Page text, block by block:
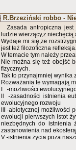
R.Brzeziński robbo -
Zasada antropiczna
ludzie wierzący,z niechęcią
Wydaje mi się,że
jest też filozoficzna refleksja.
W temacie tym należy
Nie można się też obejść
fizycznych.
Tak to przynajmniej wynika
Rozważania te wymagają
I -możliwości
II -zasadności istnienia
ewolucyjnego rozwoju
III -abiotycznej
ewolucji pierwszych istot
niezbędnych do istnienia
zastanowienia nad
V -istnienia życia poza